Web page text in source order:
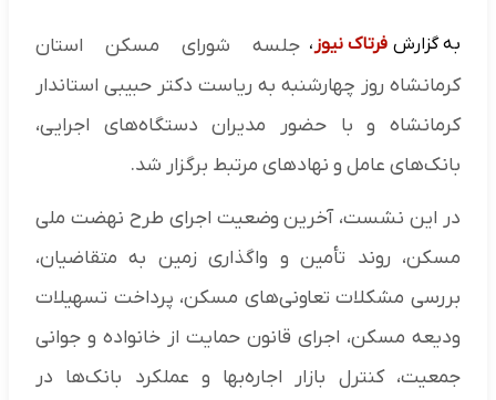
به گزارش فرتاک نیوز ، جلسه شورای مسکن استان
کرمانشاه روز چهارشنبه به ریاست دکتر حبیبی استاندار
کرمانشاه و با حضور مدیران دستگاه‌های اجرایی،
بانک‌های عامل و نهادهای مرتبط برگزار شد.
در این نشست، آخرین وضعیت اجرای طرح نهضت ملی
مسکن، روند تأمین و واگذاری زمین به متقاضیان،
بررسی مشکلات تعاونی‌های مسکن، پرداخت تسهیلات
ودیعه مسکن، اجرای قانون حمایت از خانواده و جوانی
جمعیت، کنترل بازار اجاره‌بها و عملکرد بانک‌ها در